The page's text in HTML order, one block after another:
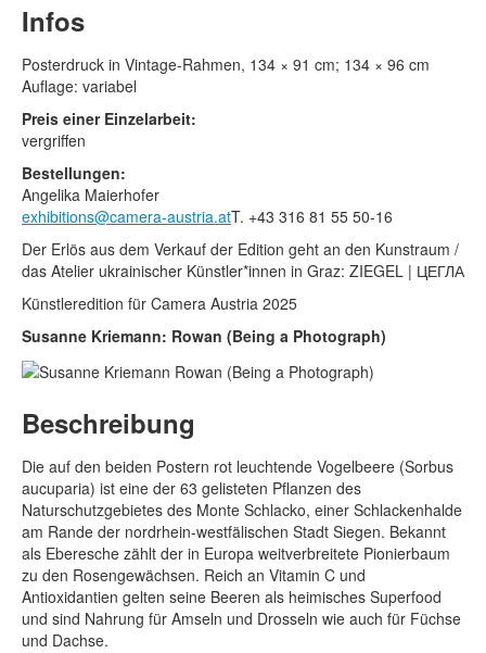
Infos
Posterdruck in Vintage-Rahmen, 134 × 91 cm; 134 × 96 cm
Auflage: variabel
Preis einer Einzelarbeit:
vergriffen
Bestellungen:
Angelika Maierhofer
exhibitions@camera-austria.atT. +43 316 81 55 50-16
Der Erlös aus dem Verkauf der Edition geht an den Kunstraum /
das Atelier ukrainischer Künstler*innen in Graz: ZIEGEL | ЦЕГЛА
Künstleredition für Camera Austria 2025
Susanne Kriemann: Rowan (Being a Photograph)
Beschreibung
Die auf den beiden Postern rot leuchtende Vogelbeere (Sorbus
aucuparia) ist eine der 63 gelisteten Pflanzen des
Naturschutzgebietes des Monte Schlacko, einer Schlackenhalde
am Rande der nordrhein-westfälischen Stadt Siegen. Bekannt
als Eberesche zählt der in Europa weitverbreitete Pionierbaum
zu den Rosengewächsen. Reich an Vitamin C und
Antioxidantien gelten seine Beeren als heimisches Superfood
und sind Nahrung für Amseln und Drosseln wie auch für Füchse
und Dachse.